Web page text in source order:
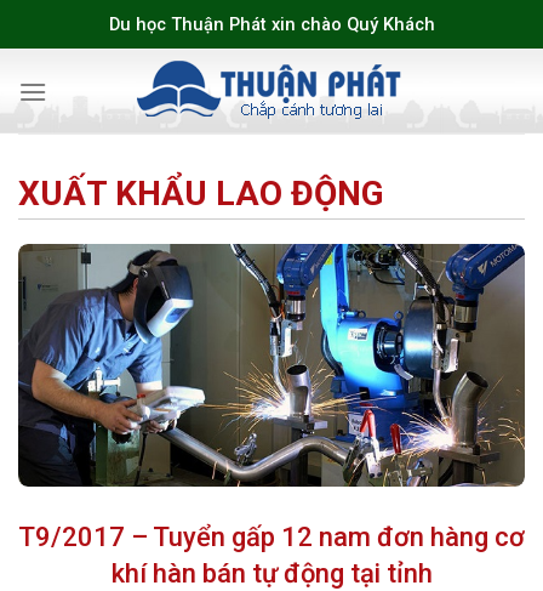
to
Du học Thuận Phát xin chào Quý Khách
XUẤT KHẨU LAO ĐỘNG
T9/2017 – Tuyển gấp 12 nam đơn hàng cơ
khí hàn bán tự động tại tỉnh